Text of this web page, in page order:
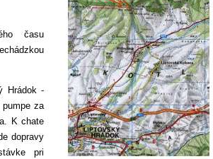
času
Hrádok -
pumpe za
K chate
dopravy
pri